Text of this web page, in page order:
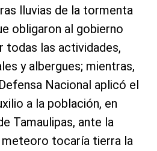
lluvias de la tormenta
obligaron al gobierno
todas las actividades,
y albergues; mientras,
Nacional aplicó el
a la población, en
Tamaulipas, ante la
tocaría tierra la